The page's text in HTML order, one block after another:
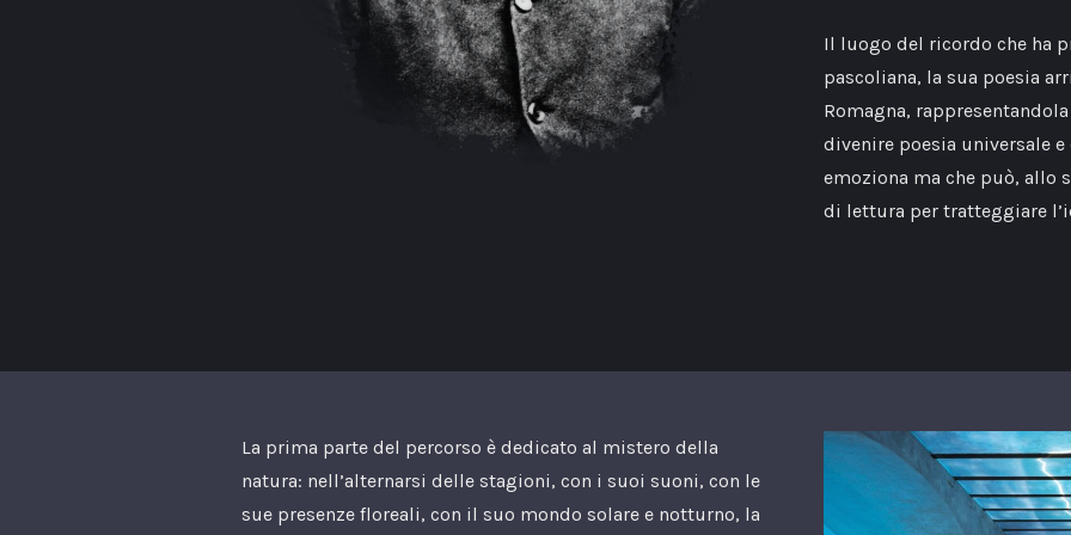
Il luogo del ricordo che ha
pascoliana, la sua poesia
Romagna,
divenire poesia universale
emoziona ma che può, allo
di lettura per tratteggiare
La prima parte del percorso è dedicato al mistero della
natura: nell’alternarsi delle stagioni, con i suoi suoni, con le
sue presenze floreali, con il suo mondo solare e notturno, la